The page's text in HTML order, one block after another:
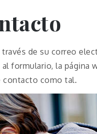
de su correo
formulario, la página
contacto como tal.